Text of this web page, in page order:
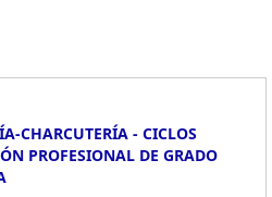
CHARCUTERÍA - CICLOS
PROFESIONAL DE GRADO